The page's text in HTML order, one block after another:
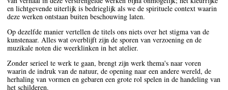
en lichtgevende uiterlijk is bedrieglijk als we de spirituele context waarin
deze werken ontstaan buiten beschouwing laten.
Op dezelfde manier vertellen de titels ons niets over het stigma van de
kunstenaar. Alles wat overblijft zijn de sporen van verzoening en de
muzikale noten die weerklinken in het atelier.
Zonder serieel te werk te gaan, brengt zijn werk thema's naar voren
waarin de indruk van de natuur, de opening naar een andere wereld, de
herhaling van vormen en gebaren een grote rol spelen in de handeling van
het schilderen.